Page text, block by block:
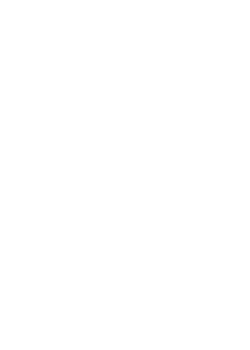
a nemdohányzók védelméről
a nemdohányzók védelméről
A-Z